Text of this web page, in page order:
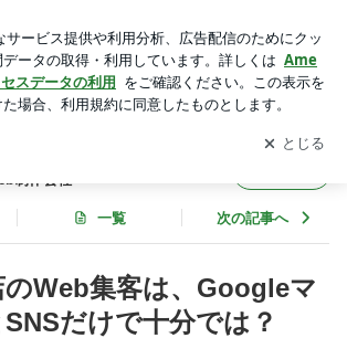
ージ制作 ファンフェアファンファーレ 京
ードして ブログの更新通知
を受け取りまし
開く
制作会社
一覧 次の記事へ
Web集客は、Googleマ
だけで十分では？